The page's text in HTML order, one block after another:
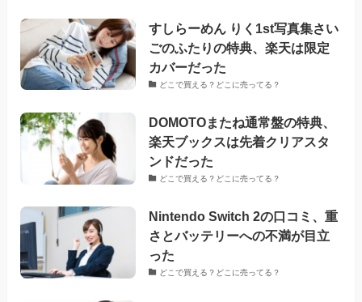
すしらーめん りく1st写真集さい
ごのふたりの特典、楽天は限定
カバーだった
どこで買える？どこに売ってる？
DOMOTOまたね通常盤の特典、
楽天ブックスは先着クリアスタ
ンドだった
どこで買える？どこに売ってる？
Nintendo Switch 2の口コミ、重
さとバッテリーへの不満が目立
った
どこで買える？どこに売ってる？